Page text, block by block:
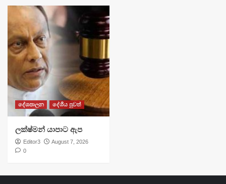
දේශපාලන දේශීය පුවත්
ලක්ෂ්මන් යාපාට ඇප
Editor3
August 7, 2026
0